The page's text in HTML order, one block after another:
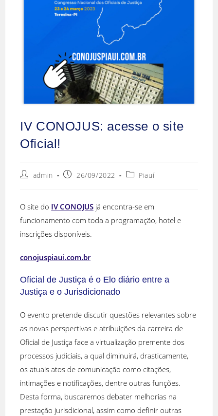
IV CONOJUS: acesse o site
Oficial!
Autoradmin
Post26/09/2022
Categoria
Piauí
O site do IV CONOJUS já encontra-se em
funcionamento com toda a programação, hotel e
inscrições disponíveis.
conojuspiaui.com.br
Oficial de Justiça é o Elo diário entre a
Justiça e o Jurisdicionado
O evento pretende discutir questões relevantes sobre
as novas perspectivas e atribuições da carreira de
Oficial de Justiça face a virtualização premente dos
processos judiciais, a qual diminuirá, drasticamente,
os atuais atos de comunicação como citações,
intimações e notificações, dentre outras funções.
Desta forma, buscaremos debater melhorias na
prestação jurisdicional, assim como definir outras